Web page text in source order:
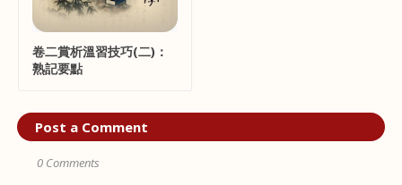
卷二賞析溫習技巧(二)：
熟記要點
Post a Comment
0 Comments